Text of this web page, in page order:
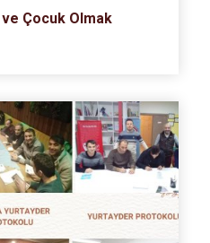
ve Çocuk Olmak